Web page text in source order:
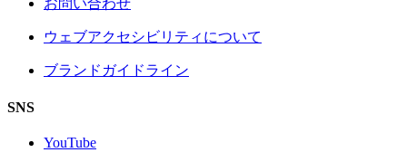
ウェブアクセシビリティについて
ブランドガイドライン
SNS
YouTube